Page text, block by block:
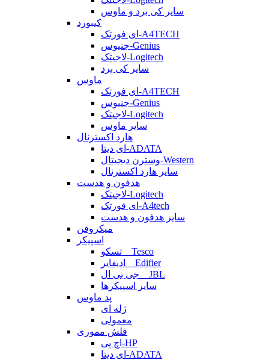
سایر کی برد و ماوس
کیبورد
ای فورتک-A4TECH
جنیوس-Genius
لاجیتک-Logitech
سایر کی برد
ماوس
ای فورتک-A4TECH
جنیوس-Genius
لاجیتک-Logitech
سایر ماوس
هارد اکسترنال
ای دیتا-ADATA
وسترن دیجیتال-Western
سایر هارد اکسترنال
هدفون و هدست
لاجیتک-Logitech
ای فورتک-A4tech
سایر هدفون و هدست
میکروفن
اسپیکر
تسکو _ Tesco
ادیفایر _ Edifier
جی بی ال _ JBL
سایر اسپیکرها
پد ماوس
ژله ای
معمولی
فلش مموری
اچ پی-HP
ای دیتا-ADATA